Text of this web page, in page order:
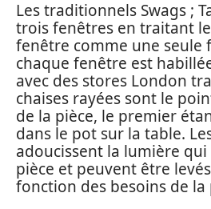
Les traditionnels Swags ;
trois fenêtres en traitant
fenêtre comme une seule
chaque fenêtre est
avec des stores London
chaises rayées sont le
de la pièce, le premier
dans le pot sur la table.
adoucissent la lumière
pièce et peuvent être
fonction des besoins de la